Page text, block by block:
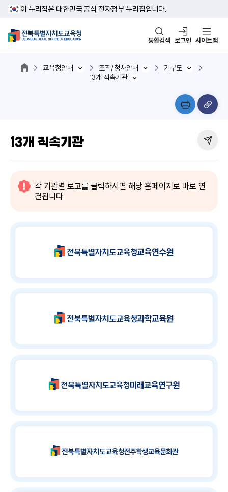
이 누리집은 대한민국 공식 전자정부 누리집입니다.
통합검색 로그인 사이트맵
교육청안내 조직/청사안내
기구도
13개 직속기관
13개 직속기관
각 기관별 로고를 클릭하시면 해당 홈페이지로 바로 연
결됩니다.